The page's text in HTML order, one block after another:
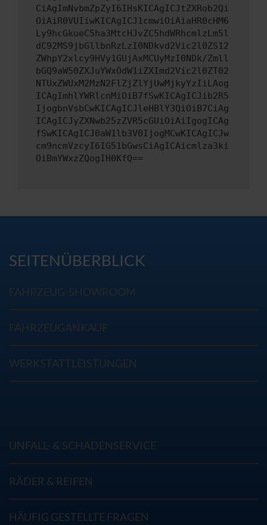
CiAgImNvbmZpZyI6IHsKICAgICJtZXRob2Qi
OiAiR0VUIiwKICAgICJ1cmwiOiAiaHR0cHM6
Ly9hcGkueC5ha3MtcHJvZC5hdWRhcmlzLm5l
dC92MS9jbGllbnRzLzI0NDkvd2Vic2l0ZS12
ZWhpY2xlcy9HVy1GUjAxMCUyMzI0NDk/Zmll
bGQ9aW50ZXJuYWxOdW1iZXImd2Vic2l0ZT02
NTUxZWUxM2MzN2FlZjZlYjUwMjkyYzIiLAog
ICAgImhlYWRlcnMiOiB7fSwKICAgICJib2R5
IjogbnVsbCwKICAgICJleHBlY3QiOiB7CiAg
ICAgICJyZXNwb25zZVR5cGUiOiAiIgogICAg
fSwKICAgICJ0aW1lb3V0IjogMCwKICAgICJw
cm9ncmVzcyI6IG51bGwsCiAgICAicmlza3ki
OiBmYWxzZQogIH0KfQ==
SEITENÜBERBLICK
FAHRZEUG-SHOWROOM
FAHRZEUGANKAUF
WERKSTATTLEISTUNGEN
UNFALL- & SCHADENSERVICE
RÄDER & REIFEN
HÄUFIG GESTELLTE FRAGEN